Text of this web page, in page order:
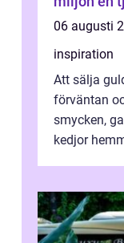
06 augusti
inspiration
Att sälja
förväntan
smycken,
kedjor